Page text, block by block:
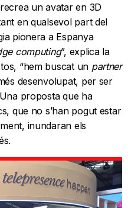
un avatar en 3D
en qualsevol part del
pionera a Espanya
computing”, explica la
“hem buscat un partner
desenvolupat, per ser
proposta que ha
que no s’han pogut estar
inundaran els